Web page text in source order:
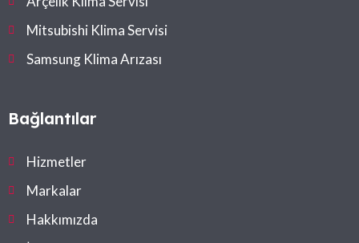
Mitsubishi Klima Servisi
Samsung Klima Arızası
Bağlantılar
Hizmetler
Markalar
Hakkımızda